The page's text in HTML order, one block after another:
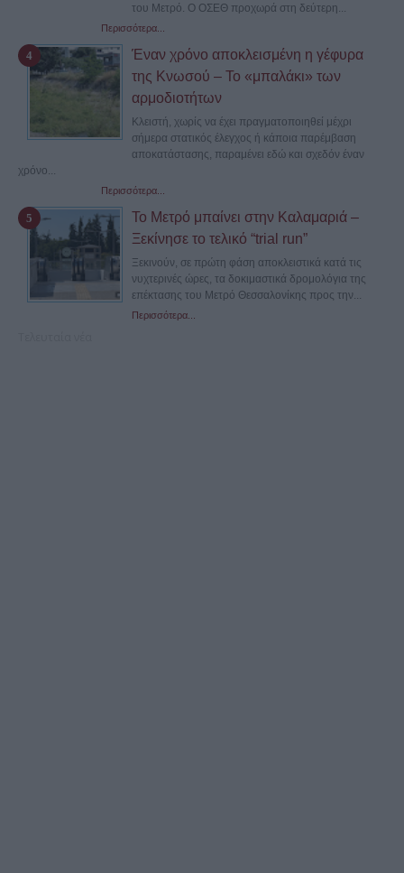
του Μετρό. Ο ΟΣΕΘ προχωρά στη δεύτερη...
Περισσότερα...
Έναν χρόνο αποκλεισμένη η γέφυρα
της Κνωσού – Το «μπαλάκι» των
αρμοδιοτήτων
Κλειστή, χωρίς να έχει πραγματοποιηθεί μέχρι
σήμερα στατικός έλεγχος ή κάποια παρέμβαση
αποκατάστασης, παραμένει εδώ και σχεδόν έναν
χρόνο...
Περισσότερα...
Το Μετρό μπαίνει στην Καλαμαριά –
Ξεκίνησε το τελικό “trial run”
Ξεκινούν, σε πρώτη φάση αποκλειστικά κατά τις
νυχτερινές ώρες, τα δοκιμαστικά δρομολόγια της
επέκτασης του Μετρό Θεσσαλονίκης προς την...
Περισσότερα...